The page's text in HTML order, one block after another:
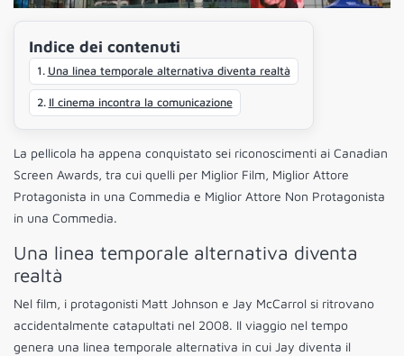
Indice dei contenuti
Una linea temporale alternativa diventa realtà
Il cinema incontra la comunicazione
La pellicola ha appena conquistato sei riconoscimenti ai Canadian
Screen Awards, tra cui quelli per Miglior Film, Miglior Attore
Protagonista in una Commedia e Miglior Attore Non Protagonista
in una Commedia.
Una linea temporale alternativa diventa
realtà
Nel film, i protagonisti Matt Johnson e Jay McCarrol si ritrovano
accidentalmente catapultati nel 2008. Il viaggio nel tempo
genera una linea temporale alternativa in cui Jay diventa il